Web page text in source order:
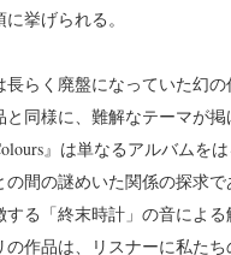
挙げられる。
らく廃盤になっていた幻の
と同様に、難解なテーマが
』は単なるアルバムを
の間の謎めいた関係の探求
する「終末時計」の音によ
作品は、リスナーに私たち